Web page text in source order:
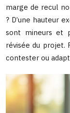
marge de recul
? D’une hauteur
sont mineurs et
révisée du projet.
contester ou